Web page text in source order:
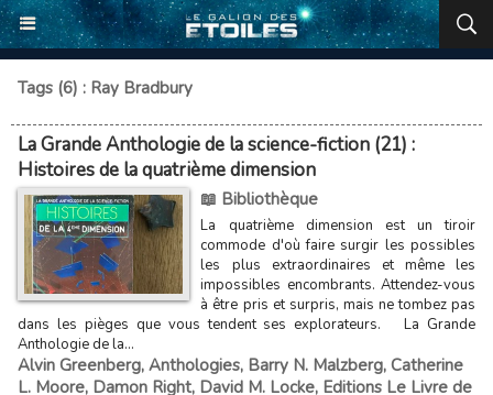
Tags (6) : Ray Bradbury
La Grande Anthologie de la science-fiction (21) :
Histoires de la quatrième dimension
📖 Bibliothèque
La quatrième dimension est un tiroir
commode d'où faire surgir les possibles
les plus extraordinaires et même les
impossibles encombrants. Attendez-vous
à être pris et surpris, mais ne tombez pas
dans les pièges que vous tendent ses explorateurs. La Grande
Anthologie de la...
Alvin Greenberg, Anthologies, Barry N. Malzberg, Catherine
L. Moore, Damon Right, David M. Locke, Editions Le Livre de